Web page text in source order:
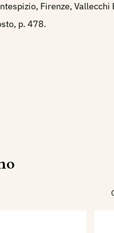
Firenze, Vallecchi
p. 478.